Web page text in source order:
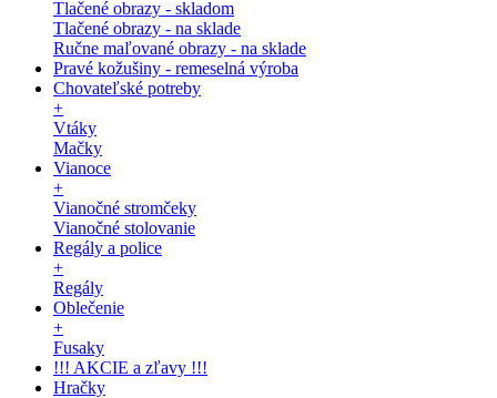
Tlačené obrazy - skladom
Tlačené obrazy - na sklade
Ručne maľované obrazy - na sklade
Pravé kožušiny - remeselná výroba
Chovateľské potreby
+
Vtáky
Mačky
Vianoce
+
Vianočné stromčeky
Vianočné stolovanie
Regály a police
+
Regály
Oblečenie
+
Fusaky
!!! AKCIE a zľavy !!!
Hračky